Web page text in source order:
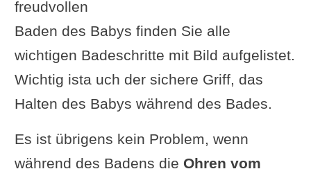
freudvollen
Baden des Babys finden Sie alle
wichtigen Badeschritte mit Bild aufgelistet.
Wichtig ista uch der sichere Griff, das
Halten des Babys während des Bades.
Es ist übrigens kein Problem, wenn
während des Badens die Ohren vom